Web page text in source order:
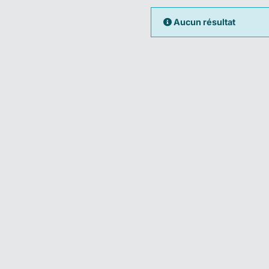
Aucun résultat